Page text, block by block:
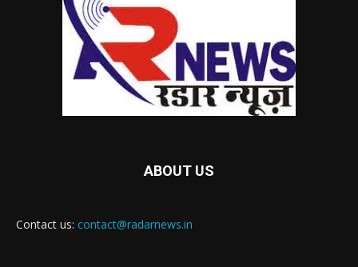
ABOUT US
Contact us: contact@radarnews.in